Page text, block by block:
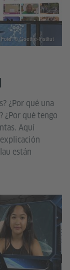
¿Por qué una
¿Por qué tengo
Aquí
están
Foto: © Goethe-Institut